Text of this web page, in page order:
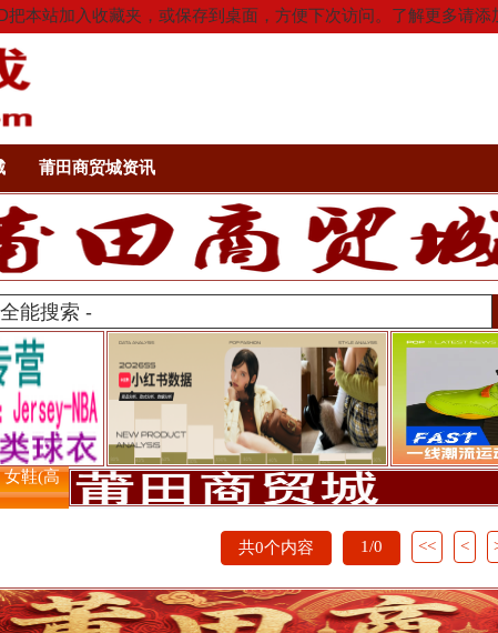
把本站加入收藏夹，或保存到桌面，方便下次访问。了解更多请
莆田商贸城资讯
女鞋(高
共0个内容 1/0 << <